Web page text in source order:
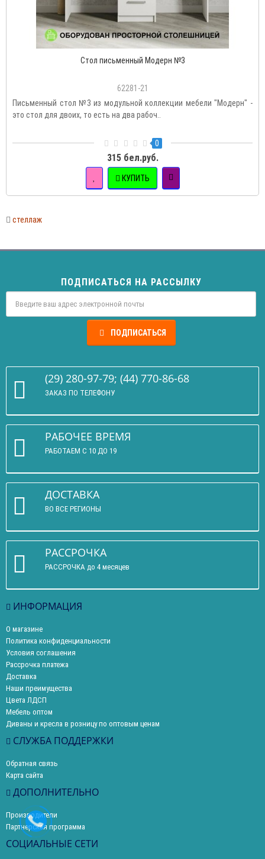
Стол письменный Модерн №3
62281-21
Письменный стол №3 из модульной коллекции мебели "Модерн" -
это стол для двоих, то есть на два рабоч..
0
315 бел.руб.
КУПИТЬ
стеллаж
ПОДПИСАТЬСЯ НА РАССЫЛКУ
ПОДПИСАТЬСЯ
(29) 280-97-79; (44) 770-86-68
ЗАКАЗ ПО ТЕЛЕФОНУ
РАБОЧЕЕ ВРЕМЯ
РАБОТАЕМ С 10 ДО 19
ДОСТАВКА
ВО ВСЕ РЕГИОНЫ
РАССРОЧКА
РАССРОЧКА до 4 месяцев
ИНФОРМАЦИЯ
О магазине
Политика конфиденциальности
Условия соглашения
Рассрочка платежа
Доставка
Наши преимущества
Цвета ЛДСП
Мебель оптом
Диваны и кресла в розницу по оптовым ценам
СЛУЖБА ПОДДЕРЖКИ
Обратная связь
Карта сайта
ДОПОЛНИТЕЛЬНО
Производители
Партнерская программа
СОЦИАЛЬНЫЕ СЕТИ